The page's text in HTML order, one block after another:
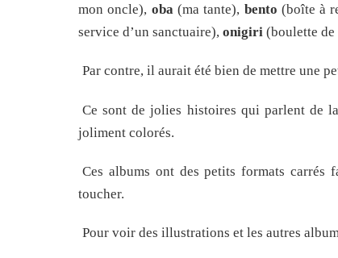
mon oncle), oba (ma tante), bento (boîte à
service d’un sanctuaire), onigiri (boulette
Par contre, il aurait été bien de mettre une
Ce sont de jolies histoires qui parlent de
joliment colorés.
Ces albums ont des petits formats carrés
toucher.
Pour voir des illustrations et les autres